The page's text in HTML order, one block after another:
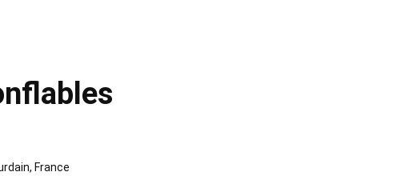
France